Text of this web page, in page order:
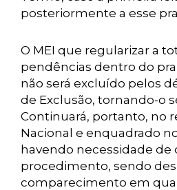
posteriormente a esse
O MEI que regularizar a
pendências dentro do
não será excluído pelos
de Exclusão, tornando-o
Continuará, portanto, no
Nacional e enquadrado
havendo necessidade
procedimento, sendo
comparecimento em